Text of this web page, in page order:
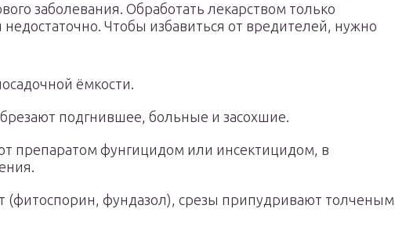
заболевания. Обработать лекарством только
Чтобы избавиться от вредителей, нужно
ёмкости.
подгнившее, больные и засохшие.
препаратом фунгицидом или инсектицидом, в
фундазол), срезы припудривают толченым